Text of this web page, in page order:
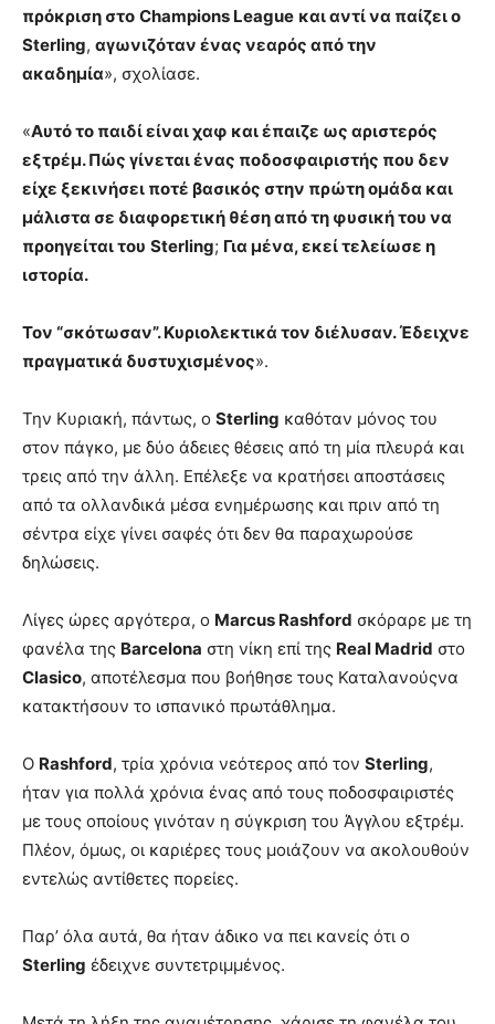
πρόκριση στο Champions League και αντί να παίζει ο
Sterling, αγωνιζόταν ένας νεαρός από την
ακαδημία», σχολίασε.
«Αυτό το παιδί είναι χαφ και έπαιζε ως αριστερός
εξτρέμ. Πώς γίνεται ένας ποδοσφαιριστής που δεν
είχε ξεκινήσει ποτέ βασικός στην πρώτη ομάδα και
μάλιστα σε διαφορετική θέση από τη φυσική του να
προηγείται του Sterling; Για μένα, εκεί τελείωσε η
ιστορία.
Τον “σκότωσαν”. Κυριολεκτικά τον διέλυσαν. Έδειχνε
πραγματικά δυστυχισμένος».
Την Κυριακή, πάντως, ο Sterling καθόταν μόνος του
στον πάγκο, με δύο άδειες θέσεις από τη μία πλευρά και
τρεις από την άλλη. Επέλεξε να κρατήσει αποστάσεις
από τα ολλανδικά μέσα ενημέρωσης και πριν από τη
σέντρα είχε γίνει σαφές ότι δεν θα παραχωρούσε
δηλώσεις.
Λίγες ώρες αργότερα, ο Marcus Rashford σκόραρε με τη
φανέλα της Barcelona στη νίκη επί της Real Madrid στο
Clasico, αποτέλεσμα που βοήθησε τους Καταλανούςνα
κατακτήσουν το ισπανικό πρωτάθλημα.
Ο Rashford, τρία χρόνια νεότερος από τον Sterling,
ήταν για πολλά χρόνια ένας από τους ποδοσφαιριστές
με τους οποίους γινόταν η σύγκριση του Άγγλου εξτρέμ.
Πλέον, όμως, οι καριέρες τους μοιάζουν να ακολουθούν
εντελώς αντίθετες πορείες.
Παρ’ όλα αυτά, θα ήταν άδικο να πει κανείς ότι ο
Sterling έδειχνε συντετριμμένος.